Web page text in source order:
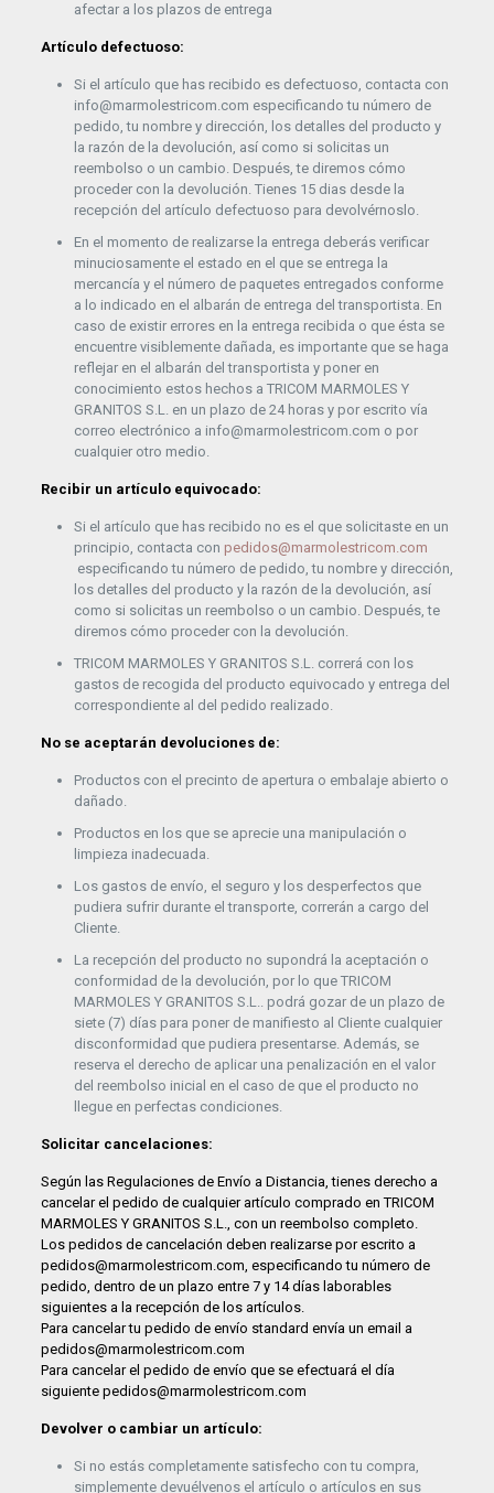
afectar a los plazos de entrega
Artículo defectuoso:
Si el artículo que has recibido es defectuoso, contacta con
info@marmolestricom.com especificando tu número de
pedido, tu nombre y dirección, los detalles del producto y
la razón de la devolución, así como si solicitas un
reembolso o un cambio. Después, te diremos cómo
proceder con la devolución. Tienes 15 dias desde la
recepción del artículo defectuoso para devolvérnoslo.
En el momento de realizarse la entrega deberás verificar
minuciosamente el estado en el que se entrega la
mercancía y el número de paquetes entregados conforme
a lo indicado en el albarán de entrega del transportista. En
caso de existir errores en la entrega recibida o que ésta se
encuentre visiblemente dañada, es importante que se haga
reflejar en el albarán del transportista y poner en
conocimiento estos hechos a TRICOM MARMOLES Y
GRANITOS S.L. en un plazo de 24 horas y por escrito vía
correo electrónico a info@marmolestricom.com o por
cualquier otro medio.
Recibir un artículo equivocado:
Si el artículo que has recibido no es el que solicitaste en un
principio, contacta con pedidos@marmolestricom.com
especificando tu número de pedido, tu nombre y dirección,
los detalles del producto y la razón de la devolución, así
como si solicitas un reembolso o un cambio. Después, te
diremos cómo proceder con la devolución.
TRICOM MARMOLES Y GRANITOS S.L. correrá con los
gastos de recogida del producto equivocado y entrega del
correspondiente al del pedido realizado.
No se aceptarán devoluciones de:
Productos con el precinto de apertura o embalaje abierto o
dañado.
Productos en los que se aprecie una manipulación o
limpieza inadecuada.
Los gastos de envío, el seguro y los desperfectos que
pudiera sufrir durante el transporte, correrán a cargo del
Cliente.
La recepción del producto no supondrá la aceptación o
conformidad de la devolución, por lo que TRICOM
MARMOLES Y GRANITOS S.L.. podrá gozar de un plazo de
siete (7) días para poner de manifiesto al Cliente cualquier
disconformidad que pudiera presentarse. Además, se
reserva el derecho de aplicar una penalización en el valor
del reembolso inicial en el caso de que el producto no
llegue en perfectas condiciones.
Solicitar cancelaciones:
Según las Regulaciones de Envío a Distancia, tienes derecho a
cancelar el pedido de cualquier artículo comprado en TRICOM
MARMOLES Y GRANITOS S.L., con un reembolso completo.
Los pedidos de cancelación deben realizarse por escrito a
pedidos@marmolestricom.com, especificando tu número de
pedido, dentro de un plazo entre 7 y 14 días laborables
siguientes a la recepción de los artículos.
Para cancelar tu pedido de envío standard envía un email a
pedidos@marmolestricom.com
Para cancelar el pedido de envío que se efectuará el día
siguiente pedidos@marmolestricom.com
Devolver o cambiar un artículo:
Si no estás completamente satisfecho con tu compra,
simplemente devuélvenos el artículo o artículos en sus